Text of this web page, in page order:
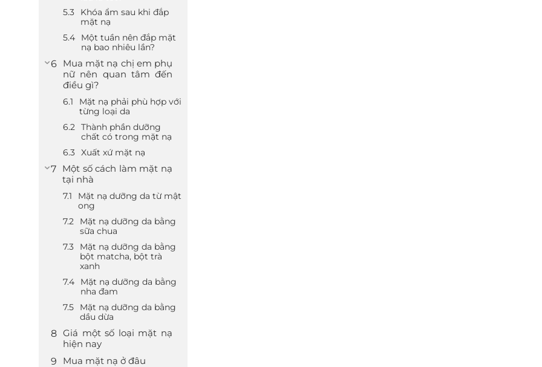
Khóa ẩm sau khi đắp
mặt nạ
Một tuần nên đắp mặt
nạ bao nhiêu lần?
Mua mặt nạ chị em phụ
nữ nên quan tâm đến
điều gì?
Mặt nạ phải phù hợp với
từng loại da
Thành phần dưỡng
chất có trong mặt nạ
Xuất xứ mặt nạ
Một số cách làm mặt nạ
tại nhà
Mặt nạ dưỡng da từ mật
ong
Mặt nạ dưỡng da bằng
sữa chua
Mặt nạ dưỡng da bằng
bột matcha, bột trà
xanh
Mặt nạ dưỡng da bằng
nha đam
Mặt nạ dưỡng da bằng
dầu dừa
Giá một số loại mặt nạ
hiện nay
Mua mặt nạ ở đâu